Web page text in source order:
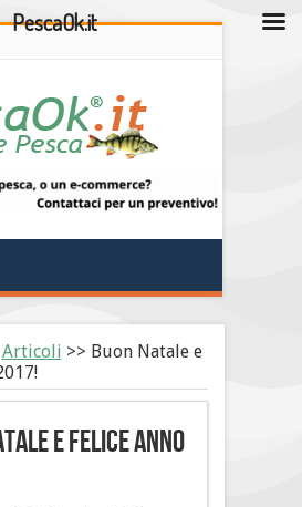
Articoli >> Buon Natale e
e Felice anno
PescaOk.it